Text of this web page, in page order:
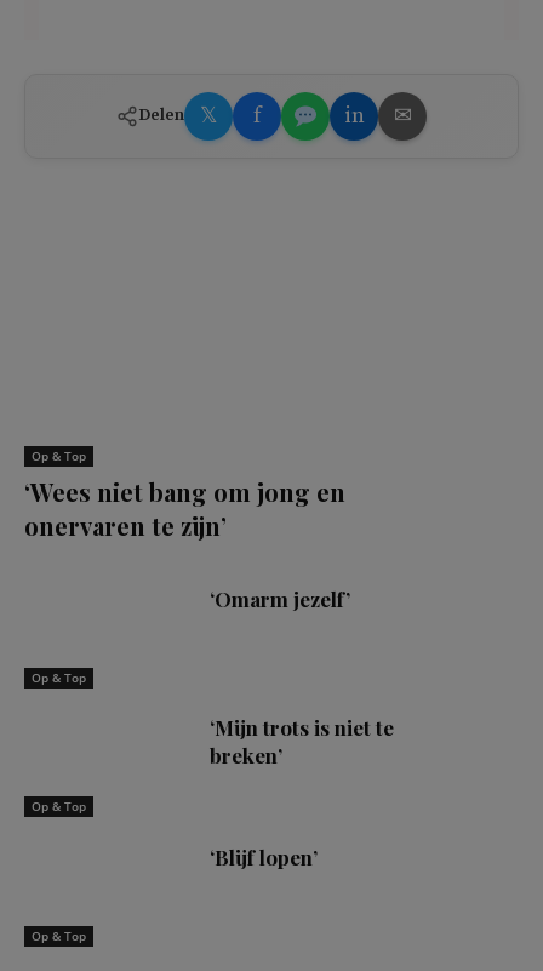
Delen 𝕏 f in ✉
Op & Top
‘Wees niet bang om jong en
onervaren te zijn’
Op & Top
‘Omarm jezelf’
Op & Top
‘Mijn trots is niet te
breken’
Op & Top
‘Blijf lopen’